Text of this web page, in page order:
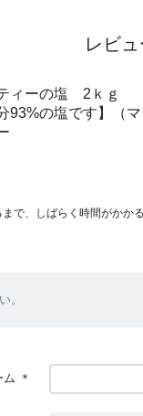
レビ
ィーの塩 2ｋｇ
93%の塩です】（
で、しばらく時間がかか
。
ム ＊